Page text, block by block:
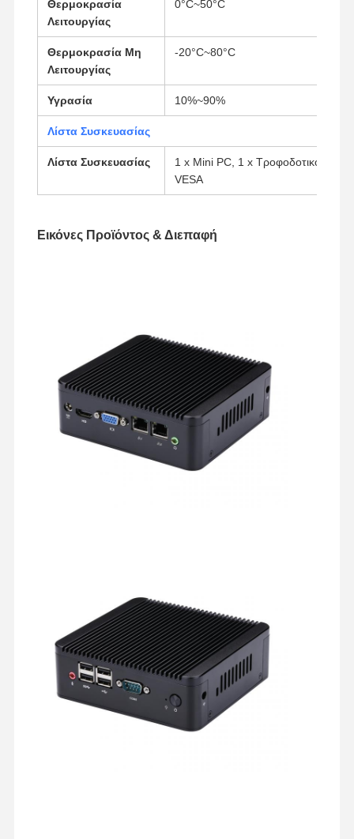
Θερμοκρασία
Λειτουργίας
0°C~50°C
Θερμοκρασία Μη
Λειτουργίας
-20°C~80°C
Υγρασία 10%~90%
Λίστα Συσκευασίας
Λίστα Συσκευασίας
1 x Mini PC, 1 x Τροφοδοτικό, 1 x
VESA
Εικόνες Προϊόντος & Διεπαφή